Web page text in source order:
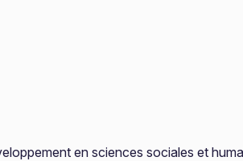
en sciences sociales et